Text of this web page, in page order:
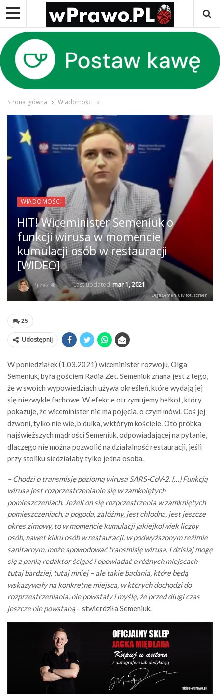
Strona główna Wiadomości
WIADOMOŚCI
HIT! Wiceminister Semeniuk o
funkcji wirusa w momencie
kumulacji osób w restauracji
[WIDEO]
Przez % Last updated mar 1, 2021
Olga Semeniuk/ fot. screen
25
Udostępnij
W poniedziałek (1.03.2021) wiceminister rozwoju, Olga
Semeniuk, była gościem Radia Zet. Semeniuk znana jest z tego,
że w swoich wypowiedziach używa określeń, które wydają jej
się niezwykle fachowe. W efekcie otrzymujemy bełkot, który
pokazuje, że wiceminister nie ma pojęcia, o czym mówi. Coś jej
dzwoni, tylko nie wie, bidulka, w którym kościele. Oto próbka
najświeższych mądrości Semeniuk, odpowiadającej na pytanie,
dlaczego nie można pozwolić na działalność restauracji, jeśli
przy stoliku siedziałaby tylko jedna osoba.
– Chodzi o transmisję poziomą wirusa SARS-CoV-2. […] Funkcją
wirusa jest rozprzestrzenianie się w zamkniętych
pomieszczeniach. Jeżeli on się rozprzestrzenia w zamkniętych
pomieszczeniach, a pogoda, załóżmy, jest chłodna, jest jeszcze
okres zimowy, to w momencie kumulacji jakiejkolwiek liczby
osób, nawet kilku osób w restauracji, w podwyższonym reżimie
sanitarnym, może spowodować transmisję wirusa. I dzisiaj mogę
się z panią redaktor ścigać i opowiadać o różnych miejscach –
tutaj bardziej, tutaj mniej – ale takie badania, które będą
wskazywały na konkretne miejsca, w których dochodzi do
rozprzestrzeniania, nie powstały i myślę, że przed długi czas
jeszcze nie powstaną – stwierdziła Semeniuk.